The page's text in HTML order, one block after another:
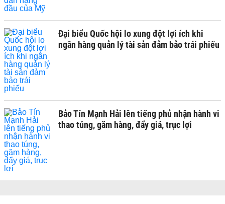
Đại biểu Quốc hội lo xung đột lợi ích khi
ngân hàng quản lý tài sản đảm bảo trái phiếu
Bảo Tín Mạnh Hải lên tiếng phủ nhận hành vi
thao túng, găm hàng, đẩy giá, trục lợi